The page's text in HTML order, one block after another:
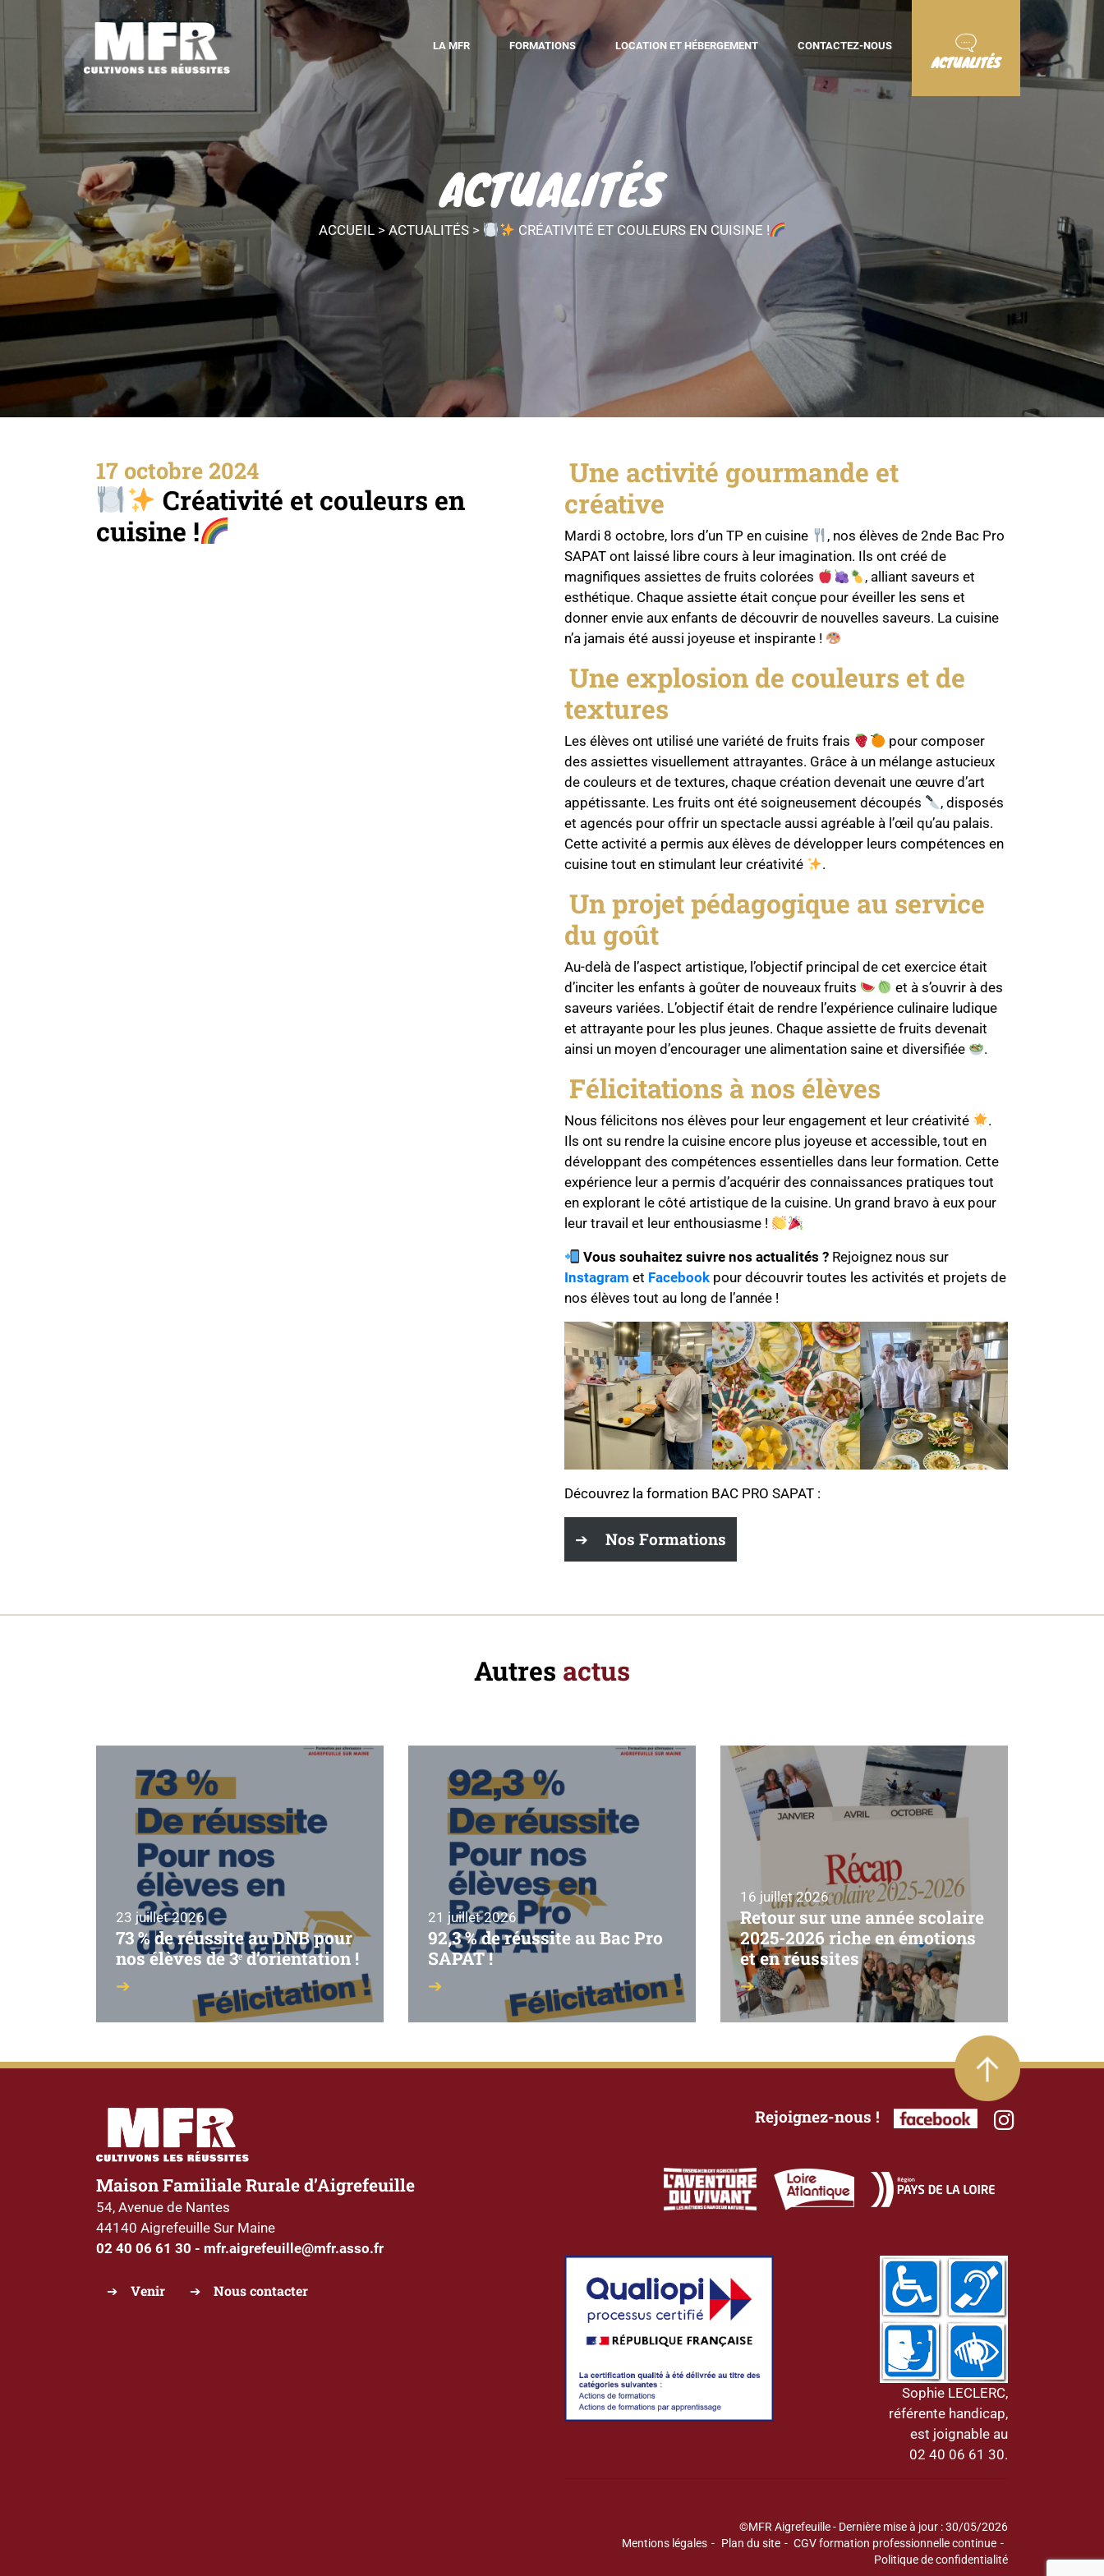
LA MFR FORMATIONS LOCATION ET HÉBERGEMENT CONTACTEZ-NOUS
ACTUALITÉS
ACTUALITÉS
ACCUEIL>ACTUALITÉS> CRÉATIVITÉ ET COULEURS EN CUISINE !
17 octobre 2024
Créativité et couleurs en
cuisine !
Une activité gourmande et
créative
Mardi 8 octobre, lors d’un TP en cuisine
, nos élèves de 2nde Bac Pro
SAPAT ont laissé libre cours à leur imagination. Ils ont créé de
magnifiques assiettes de fruits colorées
, alliant saveurs et
esthétique. Chaque assiette était conçue pour éveiller les sens et
donner envie aux enfants de découvrir de nouvelles saveurs. La cuisine
n’a jamais été aussi joyeuse et inspirante !
Une explosion de couleurs et de
textures
Les élèves ont utilisé une variété de fruits frais
pour composer
des assiettes visuellement attrayantes. Grâce à un mélange astucieux
de couleurs et de textures, chaque création devenait une œuvre d’art
appétissante. Les fruits ont été soigneusement découpés
, disposés
et agencés pour offrir un spectacle aussi agréable à l’œil qu’au palais.
Cette activité a permis aux élèves de développer leurs compétences en
cuisine tout en stimulant leur créativité
.
Un projet pédagogique au service
du goût
Au-delà de l’aspect artistique, l’objectif principal de cet exercice était
d’inciter les enfants à goûter de nouveaux fruits
et à s’ouvrir à des
saveurs variées. L’objectif était de rendre l’expérience culinaire ludique
et attrayante pour les plus jeunes. Chaque assiette de fruits devenait
ainsi un moyen d’encourager une alimentation saine et diversifiée
.
Félicitations à nos élèves
Nous félicitons nos élèves pour leur engagement et leur créativité
.
Ils ont su rendre la cuisine encore plus joyeuse et accessible, tout en
développant des compétences essentielles dans leur formation. Cette
expérience leur a permis d’acquérir des connaissances pratiques tout
en explorant le côté artistique de la cuisine. Un grand bravo à eux pour
leur travail et leur enthousiasme !
Vous souhaitez suivre nos actualités ? Rejoignez nous sur
Instagram et Facebook pour découvrir toutes les activités et projets de
nos élèves tout au long de l’année !
Découvrez la formation BAC PRO SAPAT :
Nos Formations
Autres actus
23 juillet 2026
73 % de réussite au DNB pour
nos élèves de 3ᵉ d’orientation !
21 juillet 2026
92,3 % de réussite au Bac Pro
SAPAT !
16 juillet 2026
Retour sur une année scolaire
2025-2026 riche en émotions
et en réussites
Maison Familiale Rurale d’Aigrefeuille
54, Avenue de Nantes
44140 Aigrefeuille Sur Maine
02 40 06 61 30 - mfr.aigrefeuille@mfr.asso.fr
Venir Nous contacter
Rejoignez-nous !
Sophie LECLERC,
référente handicap,
est joignable au
02 40 06 61 30.
©MFR Aigrefeuille - Dernière mise à jour : 30/05/2026
Mentions légales
Plan du site
CGV formation professionnelle continue
Politique de confidentialité